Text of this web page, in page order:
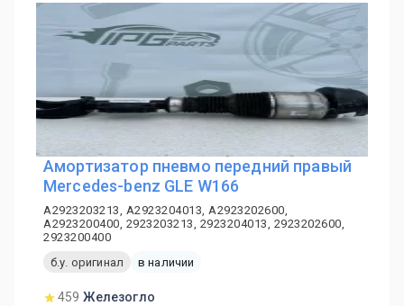
Амортизатор пневмо передний правый
Mercedes-benz GLE W166
A2923203213, A2923204013, A2923202600,
A2923200400, 2923203213, 2923204013, 2923202600,
2923200400
б.у. оригинал
в наличии
459 Железогло